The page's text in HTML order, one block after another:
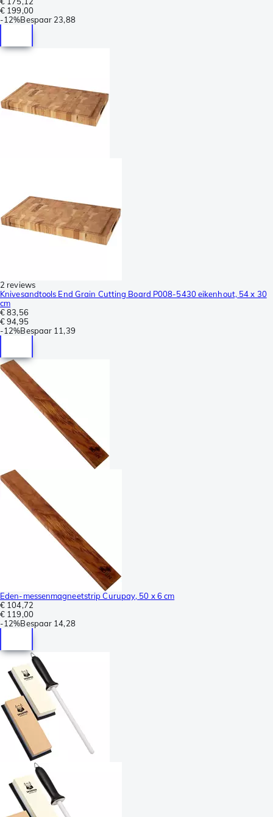
€ 199,00
-12%Bespaar 23,88
2 reviews
Knivesandtools End Grain Cutting Board P008-5430 eikenhout, 54 x 30
cm
€ 83,56
€ 94,95
-12%Bespaar 11,39
Eden-messenmagneetstrip Curupay, 50 x 6 cm
€ 104,72
€ 119,00
-12%Bespaar 14,28